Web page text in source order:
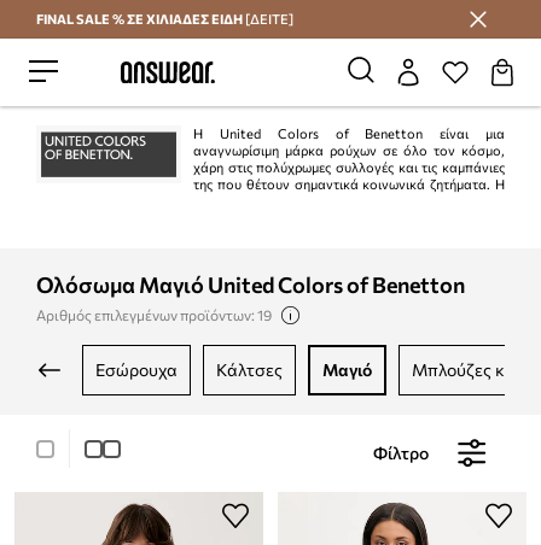
Εξοικονομήστε με το Answear Club
FINAL SALE % ΣΕ ΧΙΛΙΑΔΕΣ ΕΙΔΗ [ΔΕΙΤΕ]
Η United Colors of Benetton είναι μια
αναγνωρίσιμη μάρκα ρούχων σε όλο τον κόσμο,
χάρη στις πολύχρωμες συλλογές και τις καμπάνιες
της που θέτουν σημαντικά κοινωνικά ζητήματα. Η
Ολόσωμα Μαγιό United Colors of Benetton
Αριθμός επιλεγμένων προϊόντων: 19
εσώρουχα κάλτσες μαγιό μπλούζες και
Φίλτρο